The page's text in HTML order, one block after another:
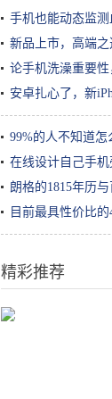
手机也能动态监
新品上市，高端之
论手机洗澡重要性
安卓扎心了，新
99%的人不知道
在线设计自己手
朗格的1815年历
目前最具性价比
精彩推荐
《我的世界》只有